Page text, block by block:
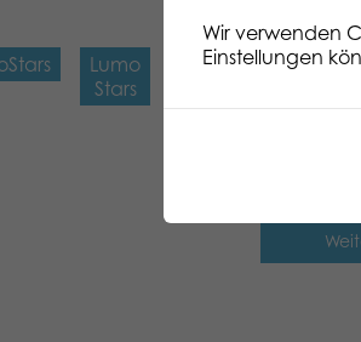
Lumo
Stars
Spooky
Wir verwenden
Einstellungen